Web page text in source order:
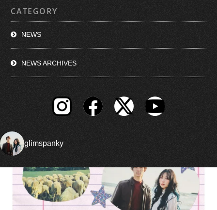
CATEGORY
NEWS
NEWS ARCHIVES
glimspanky